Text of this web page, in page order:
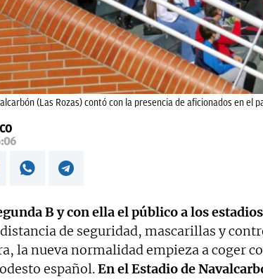
(Las Rozas) contó con la presencia de aficionados en el
B y con ella el público a los estadios
de seguridad, mascarillas y
la nueva normalidad empieza a coger
español.En el Estadio de